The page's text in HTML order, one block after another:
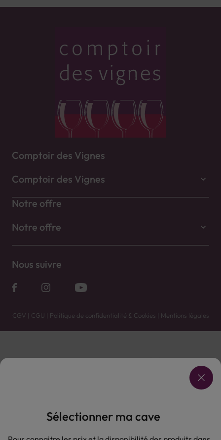
Comptoir des Vignes
Comptoir des Vignes
Notre offre
Notre offre
Nous suivre
CGV | CGU | Politique de confidentialité & Cookies | Mentions légales
Vente uniquement en caves. Contactez votre caviste pour plus de renseignements.
L'ABUS D'ALCOOL EST DANGEREUX POUR LA SANTÉ, À CONSOMMER AVEC MODÉRATION.
Sélectionner ma cave